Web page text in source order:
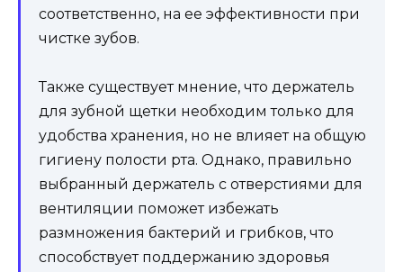
соответственно, на ее эффективности при
чистке зубов.
Также существует мнение, что держатель
для зубной щетки необходим только для
удобства хранения, но не влияет на общую
гигиену полости рта. Однако, правильно
выбранный держатель с отверстиями для
вентиляции поможет избежать
размножения бактерий и грибков, что
способствует поддержанию здоровья